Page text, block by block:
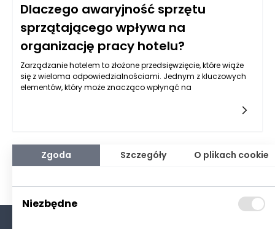
Dlaczego awaryjność sprzętu
sprzątającego wpływa na
organizację pracy hotelu?
Zarządzanie hotelem to złożone przedsięwzięcie, które wiąże
się z wieloma odpowiedzialnościami. Jednym z kluczowych
elementów, który może znacząco wpłynąć na
Zgoda Szczegóły O plikach cookie
Niezbędne